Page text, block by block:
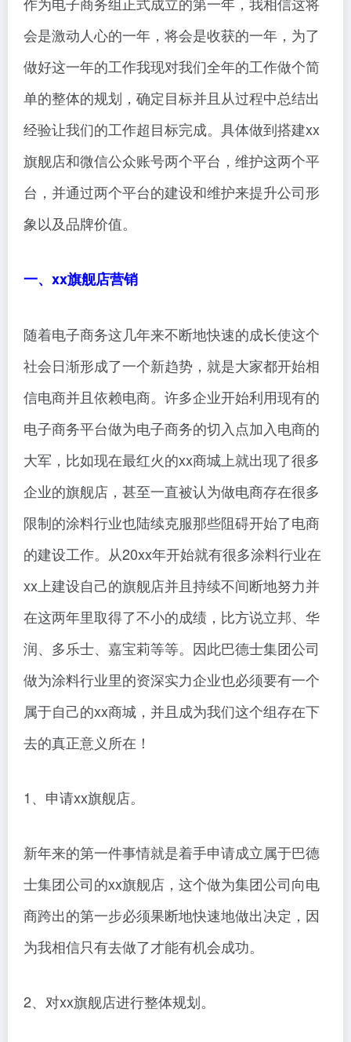
会是激动人心的一年，将会是收获的一年，为了
做好这一年的工作我现对我们全年的工作做个简
单的整体的规划，确定目标并且从过程中总结出
经验让我们的工作超目标完成。具体做到搭建xx
旗舰店和微信公众账号两个平台，维护这两个平
台，并通过两个平台的建设和维护来提升公司形
象以及品牌价值。
一、xx旗舰店营销
随着电子商务这几年来不断地快速的成长使这个
社会日渐形成了一个新趋势，就是大家都开始相
信电商并且依赖电商。许多企业开始利用现有的
电子商务平台做为电子商务的切入点加入电商的
大军，比如现在最红火的xx商城上就出现了很多
企业的旗舰店，甚至一直被认为做电商存在很多
限制的涂料行业也陆续克服那些阻碍开始了电商
的建设工作。从20xx年开始就有很多涂料行业在
xx上建设自己的旗舰店并且持续不间断地努力并
在这两年里取得了不小的成绩，比方说立邦、华
润、多乐士、嘉宝莉等等。因此巴德士集团公司
做为涂料行业里的资深实力企业也必须要有一个
属于自己的xx商城，并且成为我们这个组存在下
去的真正意义所在！
1、申请xx旗舰店。
新年来的第一件事情就是着手申请成立属于巴德
士集团公司的xx旗舰店，这个做为集团公司向电
商跨出的第一步必须果断地快速地做出决定，因
为我相信只有去做了才能有机会成功。
2、对xx旗舰店进行整体规划。